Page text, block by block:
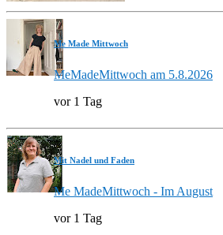
Me Made Mittwoch
MeMadeMittwoch am 5.8.2026
vor 1 Tag
Mit Nadel und Faden
Me MadeMittwoch - Im August
vor 1 Tag